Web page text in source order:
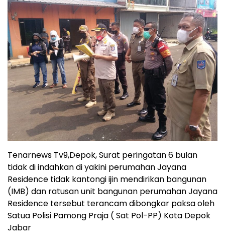
Tenarnews Tv9,Depok, Surat peringatan 6 bulan
tidak di indahkan di yakini perumahan Jayana
Residence tidak kantongi ijin mendirikan bangunan
(IMB) dan ratusan unit bangunan perumahan Jayana
Residence tersebut terancam dibongkar paksa oleh
Satua Polisi Pamong Praja ( Sat Pol-PP) Kota Depok
Jabar